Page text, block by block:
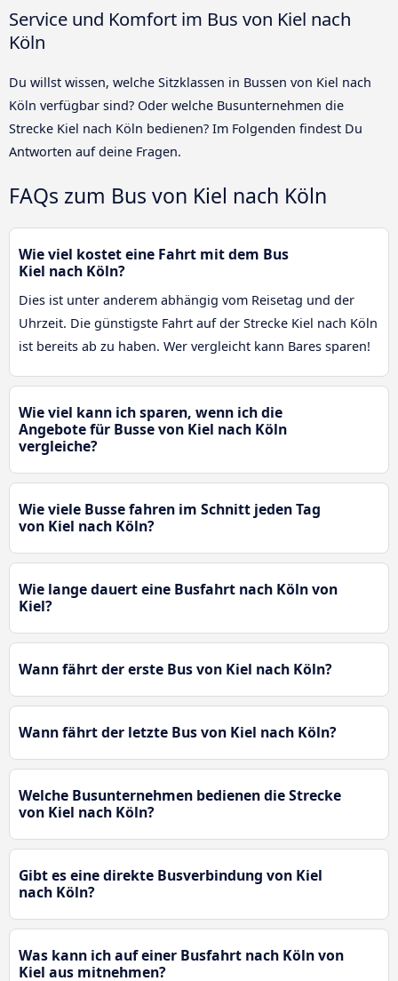
Service und Komfort im Bus von Kiel nach
Köln
Du willst wissen, welche Sitzklassen in Bussen von Kiel nach
Köln verfügbar sind? Oder welche Busunternehmen die
Strecke Kiel nach Köln bedienen? Im Folgenden findest Du
Antworten auf deine Fragen.
FAQs zum Bus von Kiel nach Köln
Wie viel kostet eine Fahrt mit dem Bus
Kiel nach Köln?
Dies ist unter anderem abhängig vom Reisetag und der
Uhrzeit. Die günstigste Fahrt auf der Strecke Kiel nach Köln
ist bereits ab zu haben. Wer vergleicht kann Bares sparen!
Wie viel kann ich sparen, wenn ich die
Angebote für Busse von Kiel nach Köln
vergleiche?
Wie viele Busse fahren im Schnitt jeden Tag
von Kiel nach Köln?
Wie lange dauert eine Busfahrt nach Köln von
Kiel?
Wann fährt der erste Bus von Kiel nach Köln?
Wann fährt der letzte Bus von Kiel nach Köln?
Welche Busunternehmen bedienen die Strecke
von Kiel nach Köln?
Gibt es eine direkte Busverbindung von Kiel
nach Köln?
Was kann ich auf einer Busfahrt nach Köln von
Kiel aus mitnehmen?